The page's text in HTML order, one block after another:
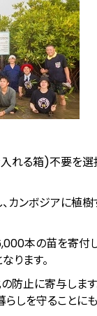
れる箱)不要を選
ンボジアに植樹
本の苗を寄付
ります。
止に寄与します
しを守ることにも